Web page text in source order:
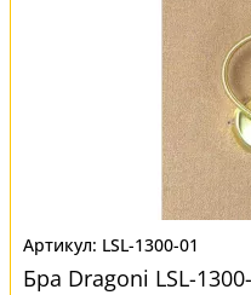
LSL-1300-01
Бра Dragoni LSL-